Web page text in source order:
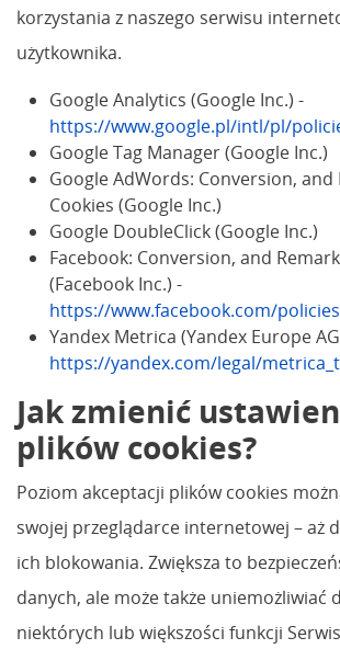
korzystania z naszego serwisu
użytkownika.
Google Analytics (Google Inc.) -
https://www.google.pl/intl/pl/
Google Tag Manager (Google Inc.)
Google AdWords: Conversion,
Cookies (Google Inc.)
Google DoubleClick (Google Inc.)
Facebook: Conversion, and
(Facebook Inc.) -
https://www.facebook.com/
Yandex Metrica (Yandex Europe
https://yandex.com/legal/
Jak zmienić
plików cookies?
Poziom akceptacji plików cookies
swojej przeglądarce internetowej – aż
ich blokowania. Zwiększa to
danych, ale może także uniemożliwiać
niektórych lub większości funkcji